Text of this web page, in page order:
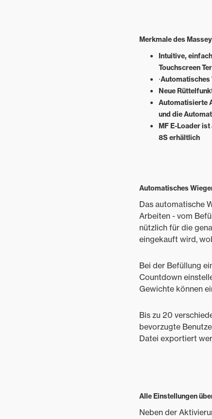
Merkmale des
Intuitive,
Touchscreen
·Automatisches
Neue
Automatisierte
und die
MF E-Loader
8S erhältlich
Automatisches
Das automatische
Arbeiten - vom
nützlich für die
eingekauft wird,
Bei der Befüllung
Countdown
Gewichte können
Bis zu 20
bevorzugte
Datei exportiert
Alle Einstellungen
Neben der